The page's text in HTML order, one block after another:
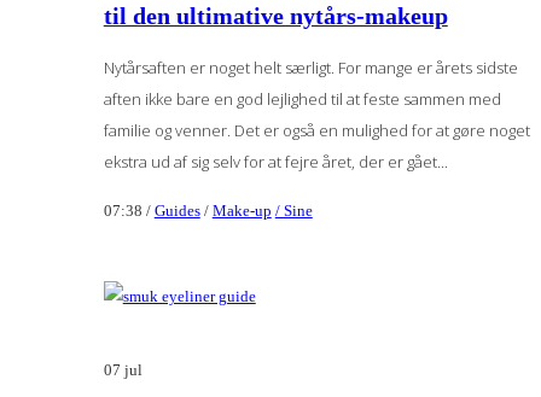
til den ultimative nytårs-makeup
Nytårsaften er noget helt særligt. For mange er årets sidste
aften ikke bare en god lejlighed til at feste sammen med
familie og venner. Det er også en mulighed for at gøre noget
ekstra ud af sig selv for at fejre året, der er gået...
07:38 / Guides/ Make-up / Sine
07 jul